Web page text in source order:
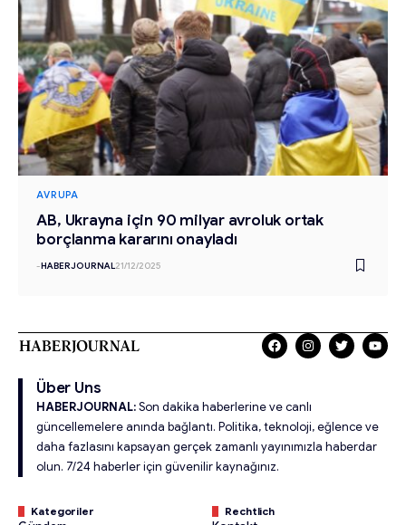
AVRUPA
AB, Ukrayna için 90 milyar avroluk ortak
borçlanma kararını onayladı
-HABERJOURNAL21/12/2025
Über Uns
HABERJOURNAL:Son dakika haberlerine ve canlı
güncellemelere anında bağlantı. Politika, teknoloji, eğlence ve
daha fazlasını kapsayan gerçek zamanlı yayınımızla haberdar
olun. 7/24 haberler için güvenilir kaynağınız.
Kategoriler Rechtlich